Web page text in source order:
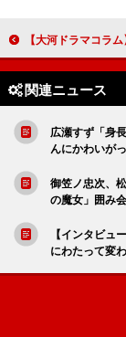
【大河ドラマコラム】「鎌倉殿の13人」第１回「大いなる小競り合い」主人公・北条義時
関連ニュース
広瀬すず「身
んにかわいが
御笠ノ忠次、
の魔女」囲み
【インタビ
にわたって変